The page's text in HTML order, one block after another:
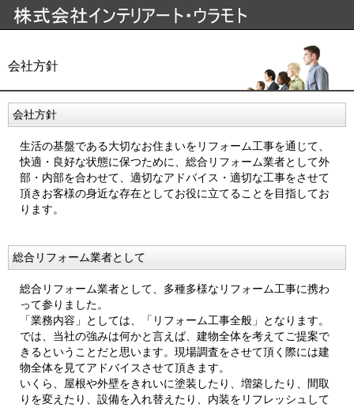
会社方針
会社方針
生活の基盤である大切なお住まいをリフォーム工事を通じて、
快適・良好な状態に保つために、総合リフォーム業者として外
部・内部を合わせて、適切なアドバイス・適切な工事をさせて
頂きお客様の身近な存在としてお役に立てることを目指してお
ります。
総合リフォーム業者として
総合リフォーム業者として、多種多様なリフォーム工事に携わ
って参りました。
「業務内容」としては、「リフォーム工事全般」となります。
では、当社の強みは何かと言えば、建物全体を考えてご提案で
きるということだと思います。現場調査をさせて頂く際には建
物全体を見てアドバイスさせて頂きます。
いくら、屋根や外壁をきれいに塗装したり、増築したり、間取
りを変えたり、設備を入れ替えたり、内装をリフレッシュして